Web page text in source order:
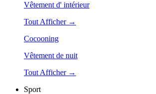
Vêtement d' intérieur
Tout Afficher →
Cocooning
Vêtement de nuit
Tout Afficher →
Sport